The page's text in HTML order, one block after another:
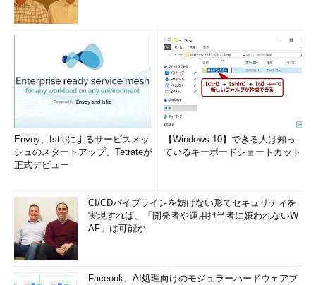
Envoy、Istioによるサービスメッ
シュのスタートアップ、Tetrateが
正式デビュー
【Windows 10】できる人は知っ
ているキーボードショートカット
CI/CDパイプラインを妨げない形でセキュリティを
実現すれば、「開発者や運用担当者に嫌われないW
AF」は可能か
Faceook、AI処理向けのモジュラーハードウェアプ